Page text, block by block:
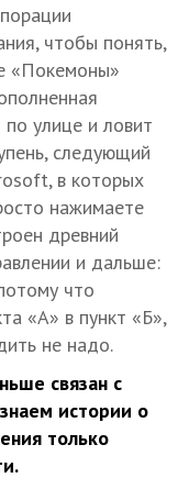
чтобы понять,
«Покемоны»
улице и ловит
следующий
в которых
нажимаете
древний
и дальше:
что
«А» в пункт «Б»,
не надо.
связан с
истории о
только